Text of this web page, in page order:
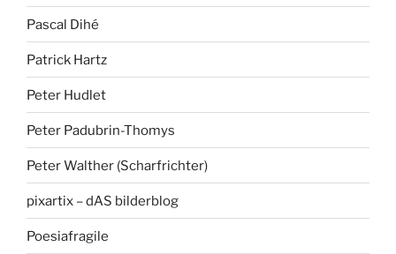
Pascal Dihé
Patrick Hartz
Peter Hudlet
Peter Padubrin-Thomys
Peter Walther (Scharfrichter)
pixartix – dAS bilderblog
Poesiafragile